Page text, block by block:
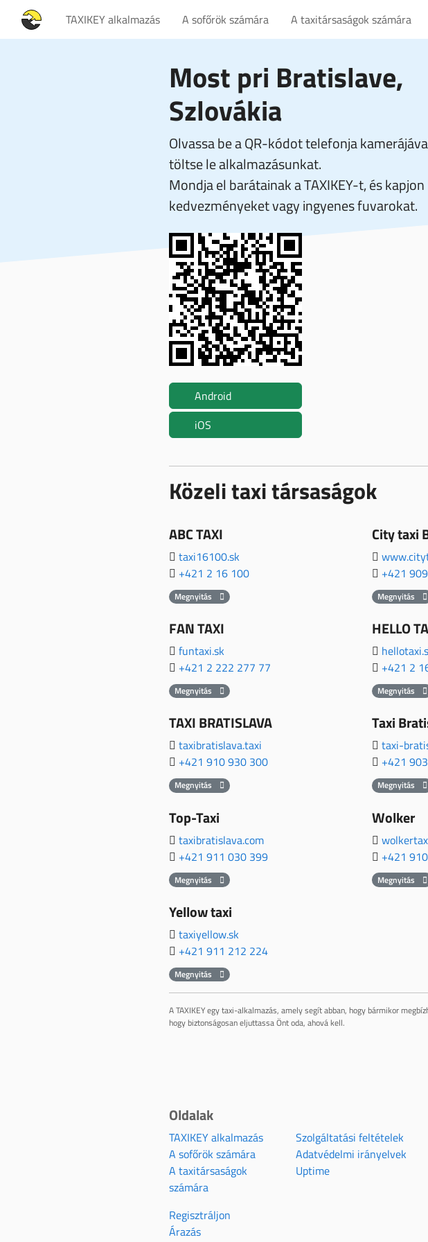
TAXIKEY alkalmazás A sofőrök számára A taxitársaságok számára
Most pri Bratislave,
Szlovákia
Olvassa be a QR-kódot telefonja
töltse le alkalmazásunkat.
Mondja el barátainak a TAXIKEY-t, és kapjon
kedvezményeket vagy ingyenes fuvarokat.
Android
iOS
Közeli taxi társaságok
ABC TAXI
taxi16100.sk
+421 2 16 100
Megnyitás
City taxi
+421
Megnyitás
FAN TAXI
funtaxi.sk
+421 2 222 277 77
Megnyitás
HELLO
+421 2
Megnyitás
TAXI BRATISLAVA
taxibratislava.taxi
+421 910 930 300
Megnyitás
Taxi
taxi-
+421
Megnyitás
Top-Taxi
taxibratislava.com
+421 911 030 399
Megnyitás
Wolker
+421
Megnyitás
Yellow taxi
taxiyellow.sk
+421 911 212 224
Megnyitás
A TAXIKEY egy taxi-alkalmazás, amely segít abban, hogy bármikor
hogy biztonságosan eljuttassa Önt oda, ahová kell.
Oldalak
TAXIKEY alkalmazás
A sofőrök számára
A taxitársaságok
számára
Regisztráljon
Árazás
Szolgáltatási feltételek
Adatvédelmi irányelvek
Uptime